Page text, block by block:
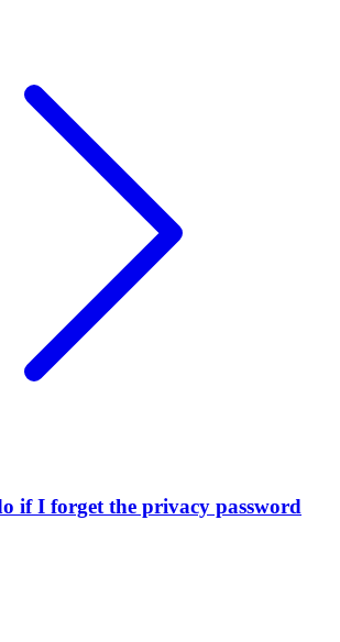
if I forget the privacy password